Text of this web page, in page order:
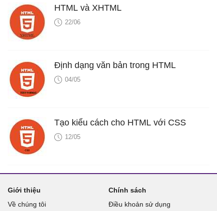
HTML và XHTML
22/06
Định dạng văn bản trong HTML
04/05
Tạo kiểu cách cho HTML với CSS
12/05
Giới thiệu
Về chúng tôi
Chính sách
Điều khoản sử dụng